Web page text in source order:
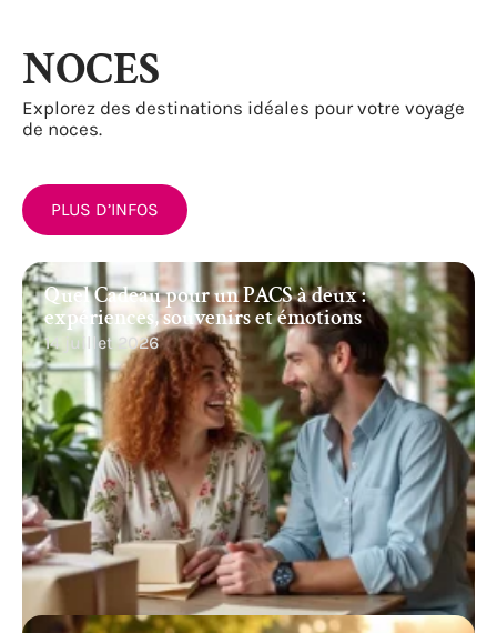
NOCES
Explorez des destinations idéales pour votre voyage
de noces.
PLUS D’INFOS
Quel Cadeau pour un PACS à deux :
expériences, souvenirs et émotions
14 juillet 2026